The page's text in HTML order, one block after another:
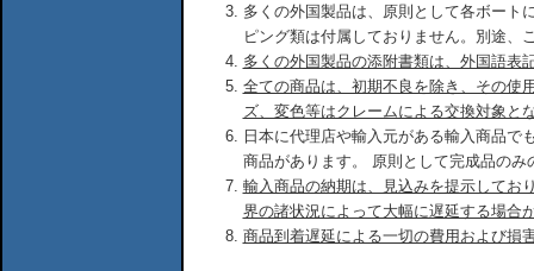
多くの外国製品は、原則として各ボート
ピング類は付属しておりません。別途、
多くの外国製品の添附書類は、外国語表
全ての商品は、初期不良を除き、その使
ズ、変色等はクレームによる交換対象と
日本に代理店や輸入元がある輸入商品で
商品があります。 原則として完成品のみ
輸入商品の納期は、見込みを提示してお
界の諸状況によって大幅に遅延する場合
商品到着遅延による一切の費用および損